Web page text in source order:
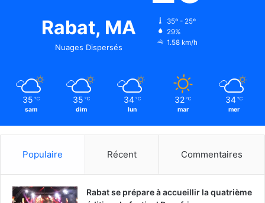
Rabat, MA
Nuages Dispersés
35º - 25º
29%
1.58 km/h
35 ℃
sam
35 ℃
dim
34 ℃
lun
32 ℃
mar
34 ℃
mer
Populaire Récent Commentaires
Rabat se prépare à accueillir la quatrième